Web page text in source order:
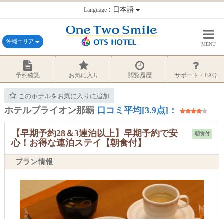
Language：日本語
沖縄エリア MENU
予約確認 お気に入り 閲覧履歴 サポート・FAQ
このホテルをお気に入りに追加
ホテルブライオン那覇 口コミ平均[3.9点]：
朝食付
【早期予約28＆3連泊以上】早期予約で安
心！お得な連泊ステイ【朝食付】
プラン情報